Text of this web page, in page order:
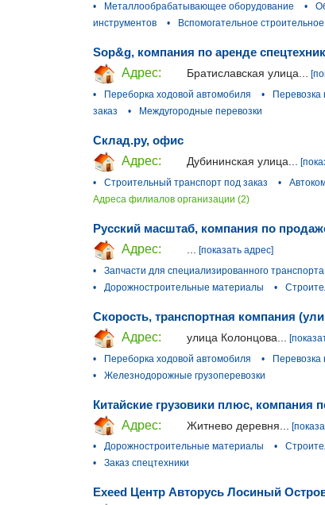
•
Металлообрабатывающее оборудование •
инструментов
• Вспомогательное
Sop&g, компания по аренде
Адрес:
Братиславская улица...
•
Переборка ходовой автомобиля •
заказ
• Междугородные перевозки
Склад.ру, офис
Адрес:
Дубининская улица...
•
Строительный транспорт под заказ •
Адреса филиалов организации (2)
Русский масштаб, компания по
Адрес:
[показать адрес]
•
Запчасти для специализированного транспорта
•
Дорожностроительные материалы •
Скорость, транспортная компания
Адрес:
улица Колонцова...
•
Переборка ходовой автомобиля •
•
Железнодорожные грузоперевозки
Китайские грузовики плюс, компания
Адрес:
Житнево деревня...
•
Дорожностроительные материалы •
•
Заказ спецтехники
Exeed Центр Авторусь Лосиный